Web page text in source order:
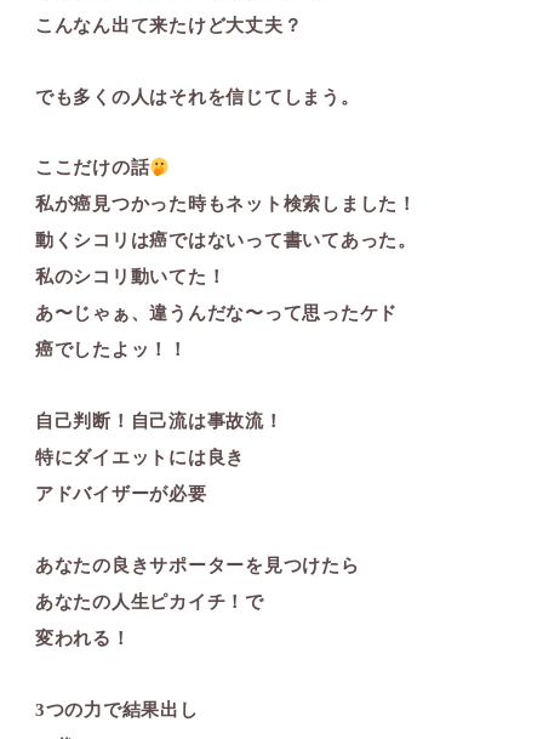
こんなん出て来たけど大丈夫？
でも多くの人はそれを信じてしまう。
ここだけの話
私が癌見つかった時もネット検索しました！
動くシコリは癌ではないって書いてあった。
私のシコリ動いてた！
あ〜じゃぁ、違うんだな〜って思ったケド
癌でしたよッ！！‍
自己判断！自己流は事故流！
特にダイエットには良き
アドバイザーが必要️
あなたの良きサポーターを見つけたら
あなたの人生ピカイチ！で
変われる！
3つの力で結果出し